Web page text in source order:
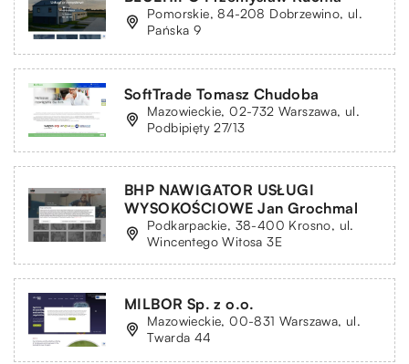
Pomorskie, 84-208 Dobrzewino, ul.
Pańska 9
SoftTrade Tomasz Chudoba
Mazowieckie, 02-732 Warszawa, ul.
Podbipięty 27/13
BHP NAWIGATOR USŁUGI
WYSOKOŚCIOWE Jan Grochmal
Podkarpackie, 38-400 Krosno, ul.
Wincentego Witosa 3E
MILBOR Sp. z o.o.
Mazowieckie, 00-831 Warszawa, ul.
Twarda 44